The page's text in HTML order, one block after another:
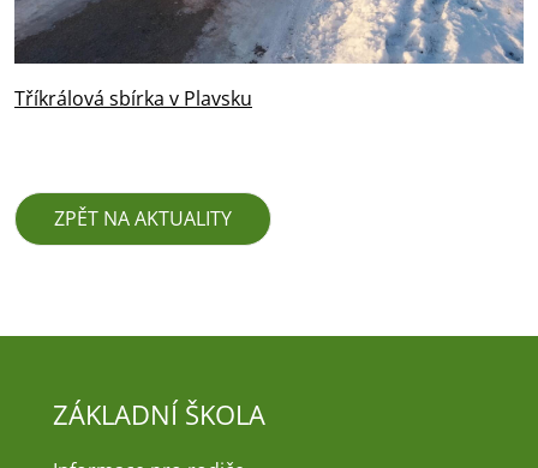
Tříkrálová sbírka v Plavsku
ZPĚT NA AKTUALITY
ZÁKLADNÍ ŠKOLA